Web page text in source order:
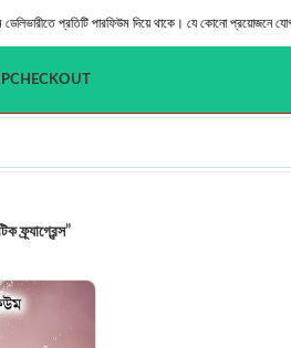
প্রতিটি পারফিউম দিয়ে থাকে। যে কোনো প্রয়োজনে
CHECKOUT